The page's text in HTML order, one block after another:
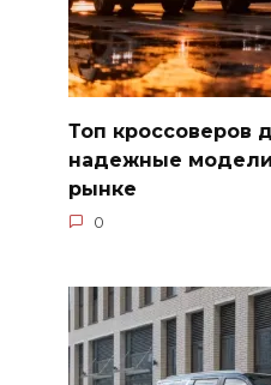
Топ кроссоверов
надежные
рынке
0